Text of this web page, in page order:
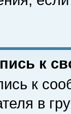
к
к
в